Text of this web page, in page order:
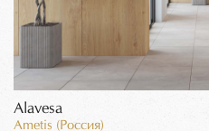
Alavesa
Ametis (Россия)